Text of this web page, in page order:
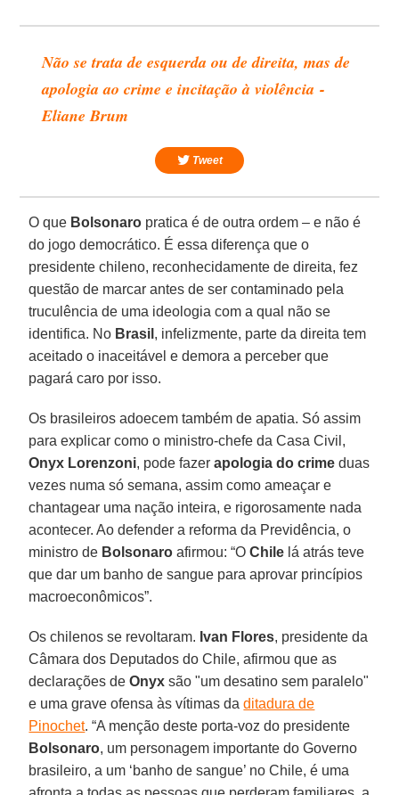
Não se trata de esquerda ou de direita, mas de
apologia ao crime e incitação à violência -
Eliane Brum
Tweet
O que Bolsonaro pratica é de outra ordem – e não é
do jogo democrático. É essa diferença que o
presidente chileno, reconhecidamente de direita, fez
questão de marcar antes de ser contaminado pela
truculência de uma ideologia com a qual não se
identifica. No Brasil , infelizmente, parte da direita tem
aceitado o inaceitável e demora a perceber que
pagará caro por isso.
Os brasileiros adoecem também de apatia. Só assim
para explicar como o ministro-chefe da Casa Civil,
Onyx Lorenzoni, pode fazerapologia do crime duas
vezes numa só semana, assim como ameaçar e
chantagear uma nação inteira, e rigorosamente nada
acontecer. Ao defender a reforma da Previdência, o
ministro de Bolsonaro afirmou: “OChile lá atrás teve
que dar um banho de sangue para aprovar princípios
macroeconômicos”.
Os chilenos se revoltaram. Ivan Flores, presidente da
Câmara dos Deputados do Chile, afirmou que as
declarações deOnyx são "um desatino sem paralelo"
e uma grave ofensa às vítimas daditadura de
Pinochet. “A menção deste porta-voz do presidente
Bolsonaro, um personagem importante do Governo
brasileiro, a um ‘banho de sangue’ no Chile, é uma